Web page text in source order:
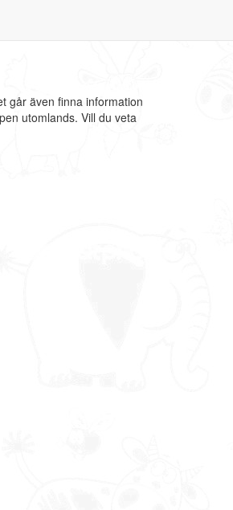
går även finna information
utomlands. Vill du veta